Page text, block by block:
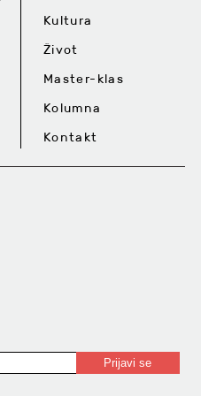
Kultura
Život
Master-klas
Kolumna
Kontakt